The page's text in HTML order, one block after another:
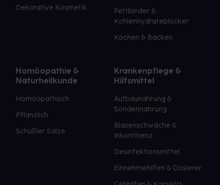
Dekorative Kosmetik
Fettbinder &
Kohlenhydrateblocker
Kochen & Backen
Homöopathie &
Naturheilkunde
Homöopathisch
Pflanzlich
Schüßler Salze
Krankenpflege &
Hilfsmittel
Aufbaunahrung &
Sondennahrung
Blasenschwäche &
Inkontinenz
Desinfektionsmittel
Einnehmehilfen & Dosierer